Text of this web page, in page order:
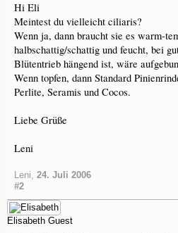
Hi Eli
Meintest du vielleicht ciliaris?
Wenn ja, dann braucht sie es warm-
halbschattig/schattig und feucht, bei
Blütentrieb hängend ist, wäre
Wenn topfen, dann Standard
Perlite, Seramis und Cocos.
Liebe Grüße
Leni
Leni, 24. Juli 2006
#2
Elisabeth Guest